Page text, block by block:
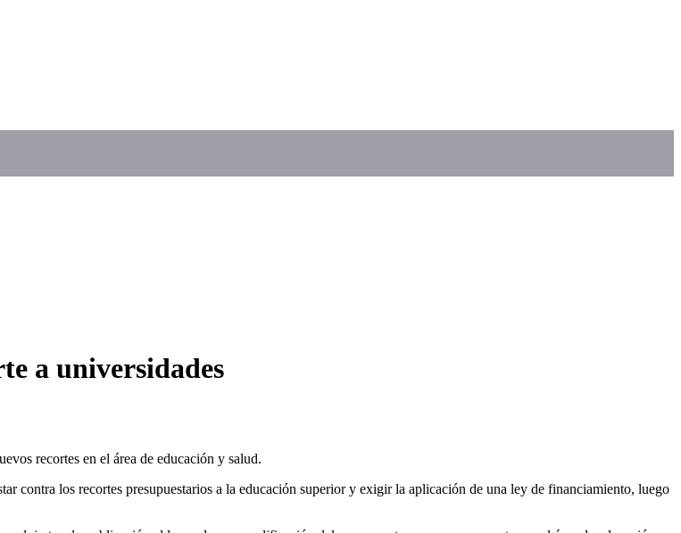
a universidades
recortes en el área de educación y salud.
contra los recortes presupuestarios a la educación superior y exigir la aplicación de una ley de financiamiento, luego